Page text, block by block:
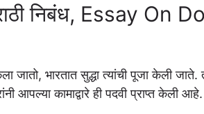
निबंध, Essay On
भारतात सुद्धा त्यांची पूजा केली जाते.
आपल्या कामाद्वारे ही पदवी प्राप्त केली आहे.